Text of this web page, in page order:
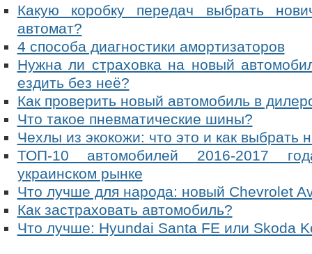
Какую коробку передач выбрать
автомат?
4 способа диагностики амортизаторов
Нужна ли страховка на новый
ездить без неё?
Как проверить новый автомобиль в
Что такое пневматические шины?
Чехлы из экокожи: что это и как выбрать
ТОП-10 автомобилей 2016-2017
украинском рынке
Что лучше для народа: новый Chevrolet
Как застраховать автомобиль?
Что лучше: Hyundai Santa FE или Skoda